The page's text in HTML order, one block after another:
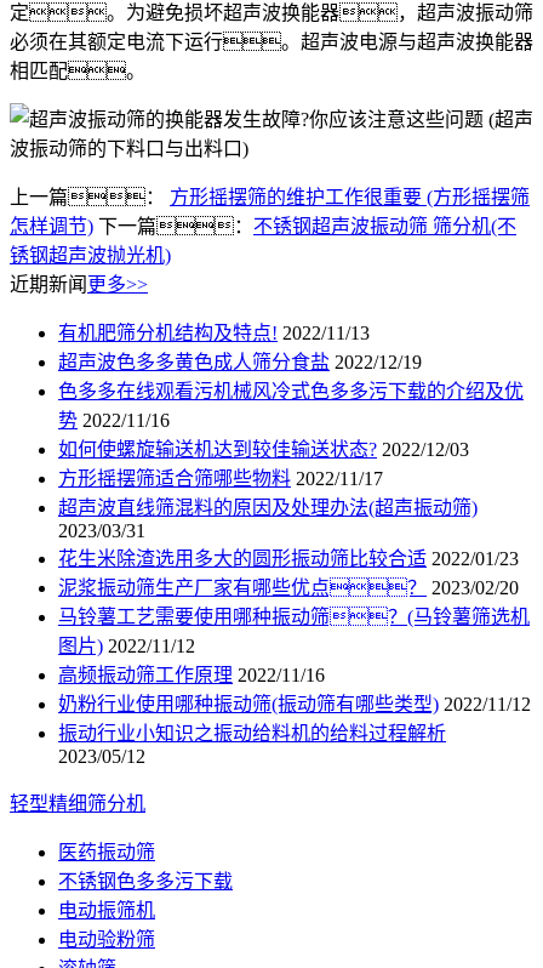
定。为避免损坏超声波换能器，超声波振动筛
必须在其额定电流下运行。超声波电源与超声波换能器
相匹配。
上一篇： 方形摇摆筛的维护工作很重要 (方形摇摆筛
怎样调节) 下一篇： 不锈钢超声波振动筛 筛分机(不
锈钢超声波抛光机)
近期新闻 更多>>
有机肥筛分机结构及特点! 2022/11/13
超声波色多多黄色成人筛分食盐 2022/12/19
色多多在线观看污机械风冷式色多多污下载的介绍及优
势 2022/11/16
如何使螺旋输送机达到较佳输送状态? 2022/12/03
方形摇摆筛适合筛哪些物料 2022/11/17
超声波直线筛混料的原因及处理办法(超声振动筛)
2023/03/31
花生米除渣选用多大的圆形振动筛比较合适 2022/01/23
泥浆振动筛生产厂家有哪些优点？
2023/02/20
马铃薯工艺需要使用哪种振动筛？(马铃薯筛选机
图片) 2022/11/12
高频振动筛工作原理 2022/11/16
奶粉行业使用哪种振动筛(振动筛有哪些类型) 2022/11/12
振动行业小知识之振动给料机的给料过程解析
2023/05/12
轻型精细筛分机
医药振动筛
不锈钢色多多污下载
电动振筛机
电动验粉筛